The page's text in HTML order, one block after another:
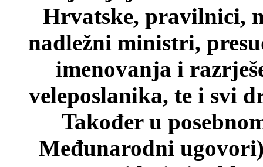
Hrvatske, pravilnici,
nadležni ministri,
imenovanja i
veleposlanika, te i svi
Također u
Međunarodni